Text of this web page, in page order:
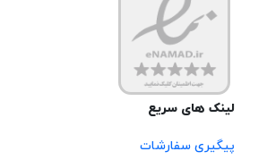
لینک های سریع
پیگیری سفارشات